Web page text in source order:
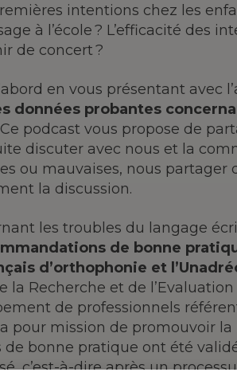
intentions chez les
à l’école ? L’efficacité des
de concert ?
en vous présentant avec
données probantes
Ce podcast vous propose de
discuter avec nous et la
ou mauvaises, nous
la discussion.
les troubles du langage
de bonne
d’orthophonie et
la Recherche et de
de professionnels
a pour mission de promouvoir
bonne pratique ont été
c’est-à-dire après un